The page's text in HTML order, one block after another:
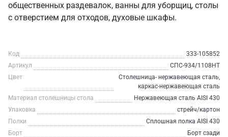
общественных раздевалок, ванны для уборщиц, столы
с отверстием для отходов, духовые шкафы.
Код
333-105852
Артикул
СПС-934/1108НТ
Цвет
Столешница- нержавеющая сталь,
каркас-нержавеющая сталь
Материал столешницы стола
Нержавеющая сталь AISI 430
Упаковка
стрейч/картон
Полки
Сплошная полка AISI 430
Борт
Борт сзади